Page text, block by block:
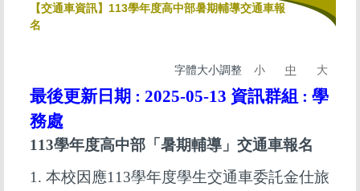
【交通車資訊】113學年度高中部暑期輔導交通車報
名
字體大小調整 小 中 大
最後更新日期 : 2025-05-13 資訊群組 : 學
務處
113學年度高中部「暑期輔導」交通車報名
1. 本校因應113學年度學生交通車委託金仕旅